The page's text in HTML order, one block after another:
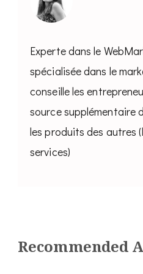
Experte dans le
spécialisée dans le
conseille les
source supplémentaire
les produits des autres
services)
Recommended